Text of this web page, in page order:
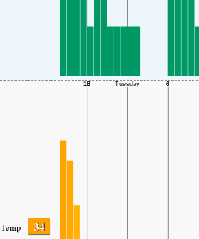
Temp 34